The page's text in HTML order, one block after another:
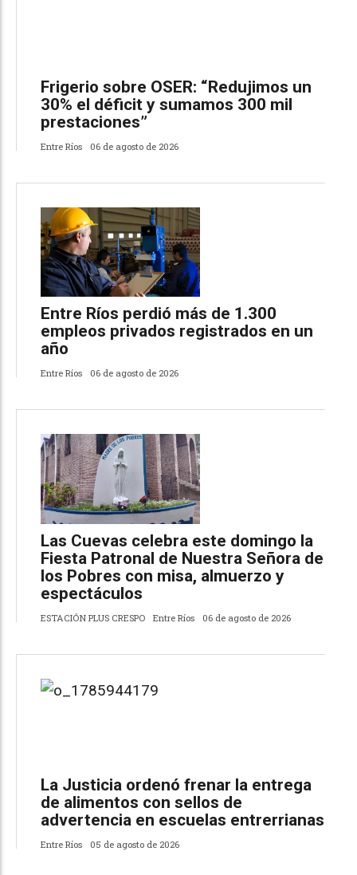
Frigerio sobre OSER: “Redujimos un
30% el déficit y sumamos 300 mil
prestaciones”
Entre Ríos 06 de agosto de 2026
Entre Ríos perdió más de 1.300
empleos privados registrados en un
año
Entre Ríos 06 de agosto de 2026
Las Cuevas celebra este domingo la
Fiesta Patronal de Nuestra Señora de
los Pobres con misa, almuerzo y
espectáculos
ESTACIÓN PLUS CRESPO Entre Ríos 06 de agosto de 2026
La Justicia ordenó frenar la entrega
de alimentos con sellos de
advertencia en escuelas entrerrianas
Entre Ríos 05 de agosto de 2026